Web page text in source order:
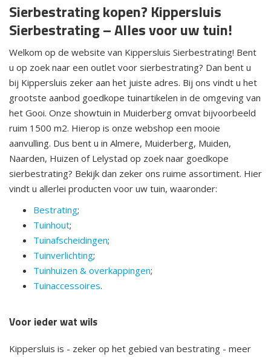
Sierbestrating kopen? Kippersluis
Sierbestrating – Alles voor uw tuin!
Welkom op de website van Kippersluis Sierbestrating! Bent
u op zoek naar een outlet voor sierbestrating? Dan bent u
bij Kippersluis zeker aan het juiste adres. Bij ons vindt u het
grootste aanbod goedkope tuinartikelen in de omgeving van
het Gooi. Onze showtuin in Muiderberg omvat bijvoorbeeld
ruim 1500 m2. Hierop is onze webshop een mooie
aanvulling. Dus bent u in Almere, Muiderberg, Muiden,
Naarden, Huizen of Lelystad op zoek naar goedkope
sierbestrating? Bekijk dan zeker ons ruime assortiment. Hier
vindt u allerlei producten voor uw tuin, waaronder:
Bestrating;
Tuinhout;
Tuinafscheidingen;
Tuinverlichting;
Tuinhuizen & overkappingen;
Tuinaccessoires.
Voor ieder wat wils
Kippersluis is - zeker op het gebied van bestrating - meer